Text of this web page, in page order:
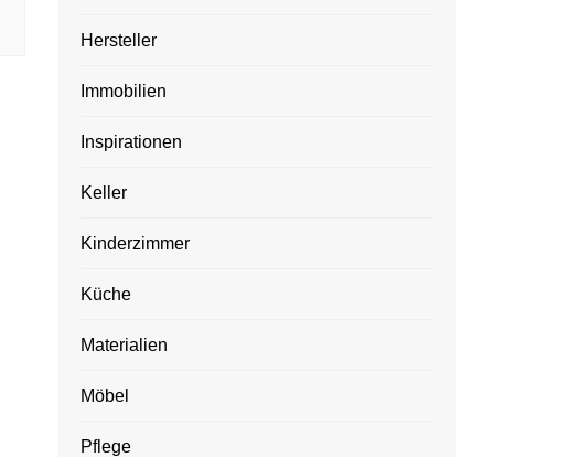
Hersteller
Immobilien
Inspirationen
Keller
Kinderzimmer
Küche
Materialien
Möbel
Pflege